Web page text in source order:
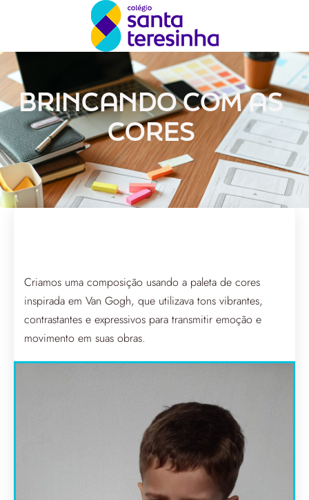
BRINCANDO COM AS
CORES
Criamos uma composição usando a paleta de cores
inspirada em Van Gogh, que utilizava tons vibrantes,
contrastantes e expressivos para transmitir emoção e
movimento em suas obras.